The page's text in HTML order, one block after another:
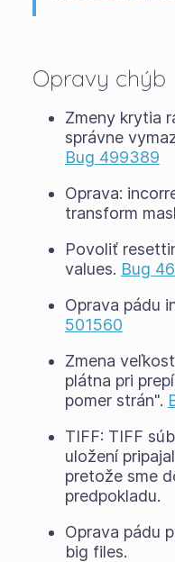
Opravy chýb
Zmeny krytia
správne
Bug 499389
Oprava:
transform
Povoliť
values. Bug
Oprava pádu
501560
Zmena
plátna pri
pomer strán".
TIFF: TIFF
uložení
pretože sme
predpokladu.
Oprava pádu
big files.